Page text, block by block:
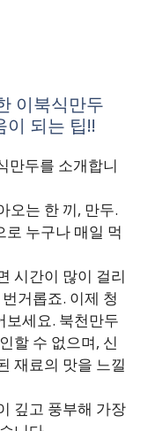
이북식만두
이 되는 팁!!
만두를 소개합니
오는 한 끼, 만두.
누구나 매일 먹
시간이 많이 걸리
거롭죠. 이제 청
보세요. 북천만두
할 수 없으며, 신
재료의 맛을 느낄
깊고 풍부해 가장